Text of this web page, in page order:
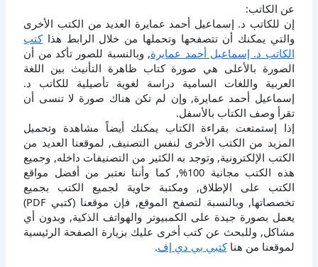
عن الكاتب:
إن للكاتب د. إسماعيل أحمد عمايرة العديد من الكتب الأخرى
والتي يمكنك أن تتصفحها وتحملها من خلال الرابط هذاكتب
الكاتب د. إسماعيل أحمد عمايرة, وبالنسبة للصور تأكد من أن
الصورة بالأعلى هي صورة كتاب ظاهرة التأنيث بين اللغة
العربية واللغات السامية دراسة لغوية تأصيلية للكاتب د.
إسماعيل أحمد عمايرة, وإن لم تكن هناك صورة لا تنسى أن
تقرأ وصف الكتاب بالأسفل.
إذا إستمتعت بقراءة الكتاب يمكنك أيضاً مشاهدة وتحميل
المزيد من الكتب الأخرى لنفس التصنيف, لموقعنا العديد من
الكتب الإلكترونية, وتوجد به الكثير من التصنيفات داخله, وجميع
هذه الكتب مجانية 100%, كما وأننا نعتبر من أفضل مواقع
الكتب على الإطلاق, ومكتبة حاوية لجميع الكتب بجميع
تخصصاتها, وبالنسبة لتصفح الموقع, فإن موقعنا (كتبي PDF)
يعمل بصورة جيدة على الكمبيوتر والهواتف الذكية, وبدون أي
مشاكل, وللبحث عن كتب أخرى عليك بزيارة الصفحة الرئيسية
لموقعنا من هناكتبي بي دي إف.